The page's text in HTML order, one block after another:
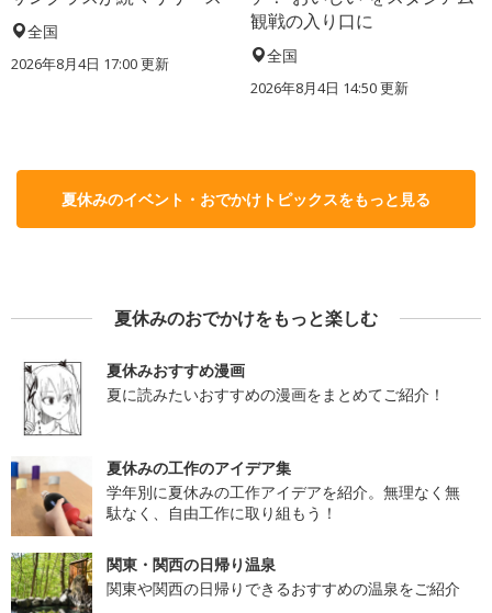
全国
2026年8月4日 17:00更新
観戦の入り口に
全国
2026年8月4日 14:50更新
夏休みのイベント・おでかけトピックスをもっと見る
夏休みのおでかけをもっと楽しむ
夏休みおすすめ漫画
夏に読みたいおすすめの漫画をまとめてご紹介！
夏休みの工作のアイデア集
学年別に夏休みの工作アイデアを紹介。無理なく無
駄なく、自由工作に取り組もう！
関東・関西の日帰り温泉
関東や関西の日帰りできるおすすめの温泉をご紹介